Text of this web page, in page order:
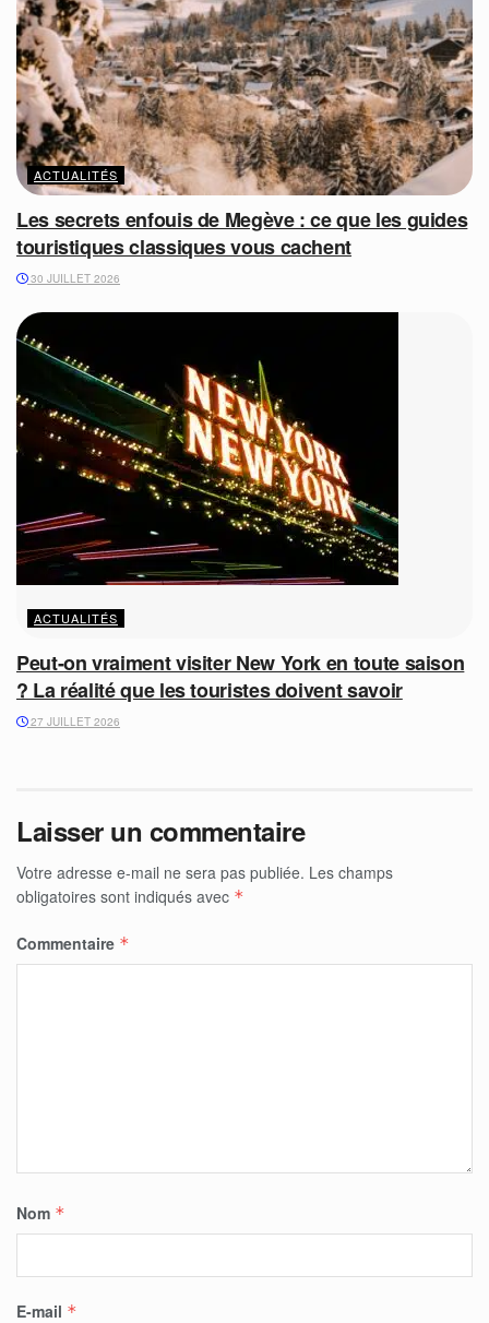
ACTUALITÉS
Les secrets enfouis de Megève : ce que les guides
touristiques classiques vous cachent
30 JUILLET 2026
ACTUALITÉS
Peut-on vraiment visiter New York en toute saison
? La réalité que les touristes doivent savoir
27 JUILLET 2026
Laisser un commentaire
Votre adresse e-mail ne sera pas publiée. Les champs
obligatoires sont indiqués avec *
Commentaire *
Nom *
E-mail *